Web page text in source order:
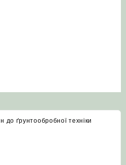
ґрунтообробної техніки